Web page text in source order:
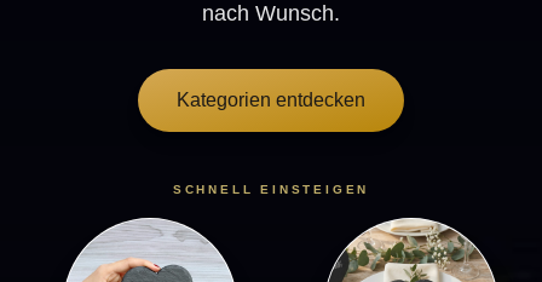
nach Wunsch.
Kategorien entdecken
SCHNELL EINSTEIGEN